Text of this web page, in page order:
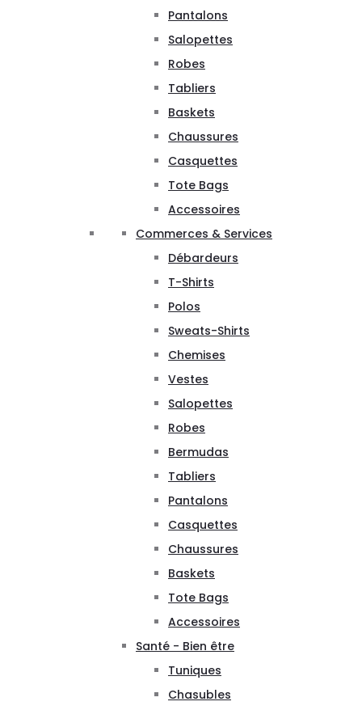
Pantalons
Salopettes
Robes
Tabliers
Baskets
Chaussures
Casquettes
Tote Bags
Accessoires
Commerces & Services
Débardeurs
T-Shirts
Polos
Sweats-Shirts
Chemises
Vestes
Salopettes
Robes
Bermudas
Tabliers
Pantalons
Casquettes
Chaussures
Baskets
Tote Bags
Accessoires
Santé - Bien être
Tuniques
Chasubles